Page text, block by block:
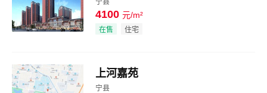
效果图
4100 元/m²
在售 住宅
上河嘉苑
宁县